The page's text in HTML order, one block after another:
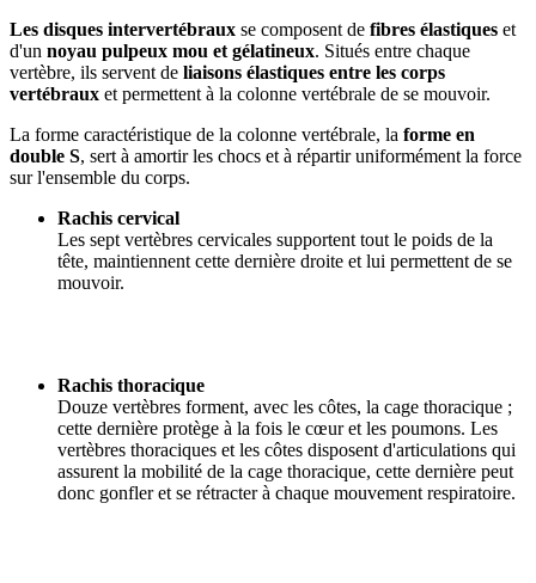
Les disques intervertébraux se composent de fibres élastiques et
d'un noyau pulpeux mou et gélatineux. Situés entre chaque
vertèbre, ils servent de liaisons élastiques entre les corps
vertébraux et permettent à la colonne vertébrale de se mouvoir.
La forme caractéristique de la colonne vertébrale, la forme en
double S, sert à amortir les chocs et à répartir uniformément la force
sur l'ensemble du corps.
Rachis cervical
Les sept vertèbres cervicales supportent tout le poids de la
tête, maintiennent cette dernière droite et lui permettent de se
mouvoir.
Rachis thoracique
Douze vertèbres forment, avec les côtes, la cage thoracique ;
cette dernière protège à la fois le cœur et les poumons. Les
vertèbres thoraciques et les côtes disposent d'articulations qui
assurent la mobilité de la cage thoracique, cette dernière peut
donc gonfler et se rétracter à chaque mouvement respiratoire.